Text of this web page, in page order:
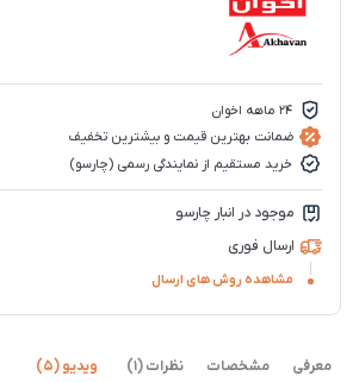
۲۴ ماهه اخوان
ضمانت بهترین قیمت و بیشترین تخفیف
خرید مستقیم از نمایندگی رسمی (چارسو)
موجود در انبار چارسو
ارسال فوری
مشاهده روش های ارسال
معرفی مشخصات نظرات (1) ویدیو (5)